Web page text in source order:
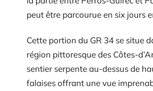
peut être parcourue en six jours
Cette portion du GR 34 se situe
région pittoresque des Côtes-
sentier serpente au-dessus de
falaises offrant une vue